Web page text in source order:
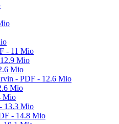
- 11 Mio
Mio
Mio
- PDF - 12.6 Mio
Mio
Mio
13.3 Mio
- 14.8 Mio